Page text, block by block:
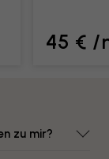
45 € /
zu mir?